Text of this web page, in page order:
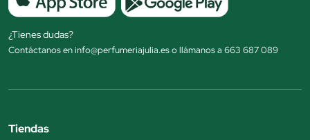
¿Tienes dudas?
Contáctanos en info@perfumeriajulia.es o llámanos a 663 687 089
Tiendas